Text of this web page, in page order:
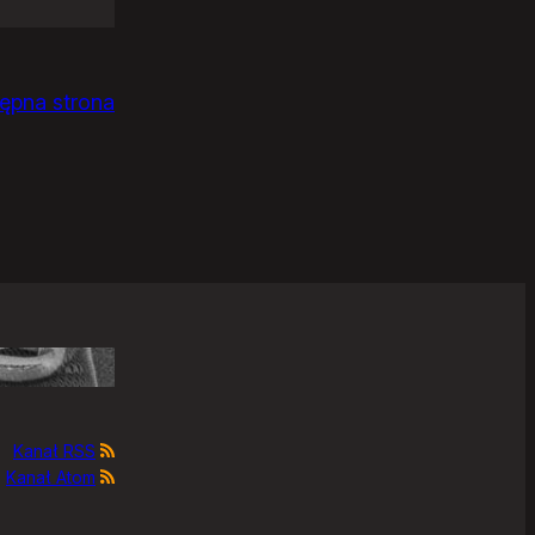
strona
Kanał RSS
Kanał Atom